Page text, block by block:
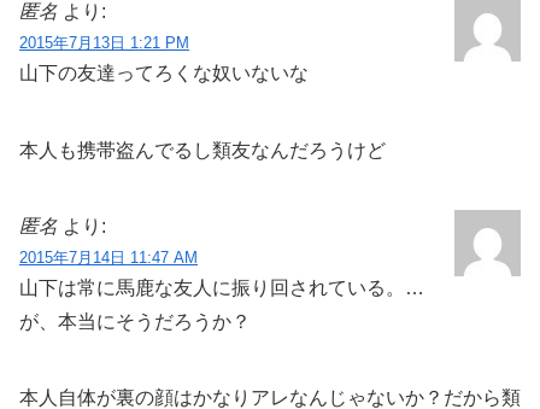
匿名 より:
2015年7月13日 1:21 PM
山下の友達ってろくな奴いないな
本人も携帯盗んでるし類友なんだろうけど
匿名 より:
2015年7月14日 11:47 AM
山下は常に馬鹿な友人に振り回されている。…
が、本当にそうだろうか？
本人自体が裏の顔はかなりアレなんじゃないか？だから類